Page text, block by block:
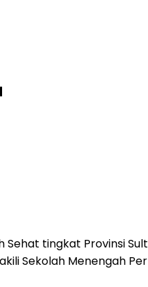
tingkat Provinsi
Sekolah Menengah